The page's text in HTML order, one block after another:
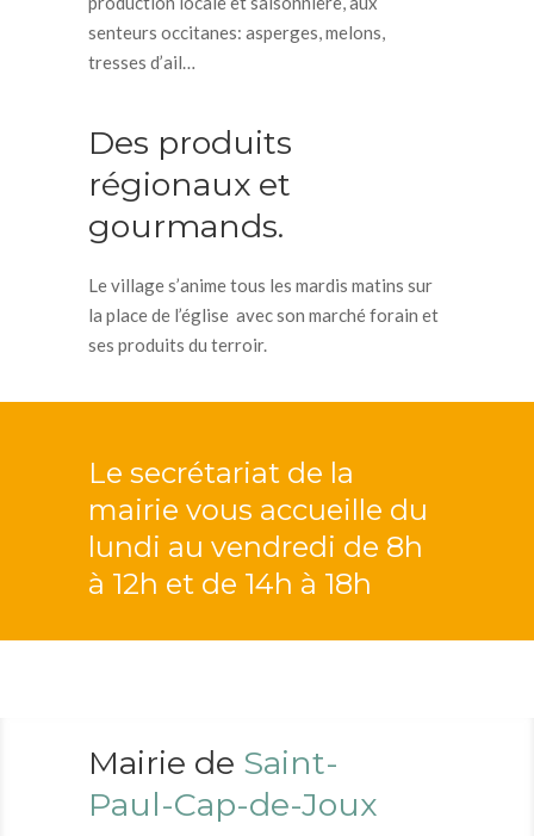
senteurs occitanes: asperges, melons,
tresses d’ail…
Des produits
régionaux et
gourmands.
Le village s’anime tous les mardis matins sur
la place de l’église avec son marché forain et
ses produits du terroir.
Le secrétariat de la
mairie vous accueille du
lundi au vendredi de 8h
à 12h et de 14h à 18h
Mairie de Saint-
Paul-Cap-de-Joux